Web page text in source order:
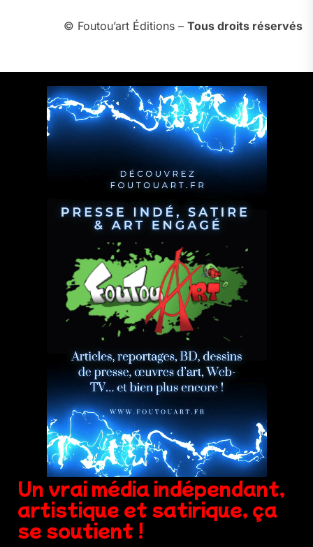
© Foutou’art Éditions – Tous droits réservés
Un vrai média indépendant,
artistique et satirique, ça
se soutient !